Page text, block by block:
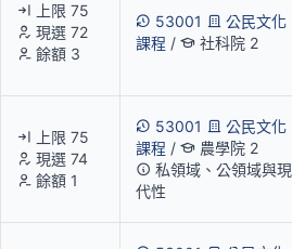
上限 75
現選 72
餘額 3
53001
公民文化
課程 / 社科院 2
上限 75
現選 74
餘額 1
53001
公民文化
課程 /
農學院 2
私領域、公領域與現
代性